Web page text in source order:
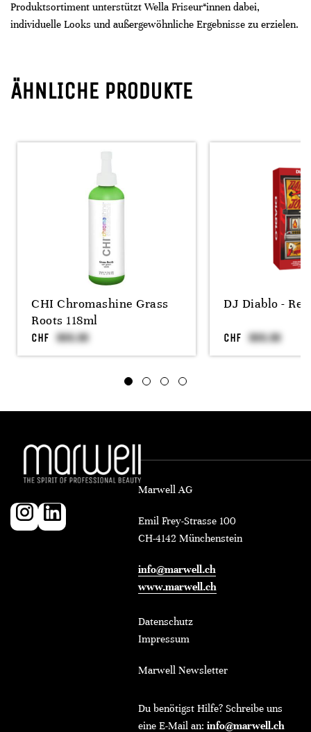
Produktsortiment unterstützt Wella Friseur*innen dabei,
individuelle Looks und außergewöhnliche Ergebnisse zu erzielen.
ÄHNLICHE PRODUKTE
CHI Chromashine Grass
Roots 118ml
CHF
DJ Diablo - Red
CHF
Marwell AG
Emil Frey-Strasse 100
CH-4142 Münchenstein
info@marwell.ch
www.marwell.ch
Datenschutz
Impressum
Marwell Newsletter
Du benötigst Hilfe? Schreibe uns
eine E-Mail an: info@marwell.ch